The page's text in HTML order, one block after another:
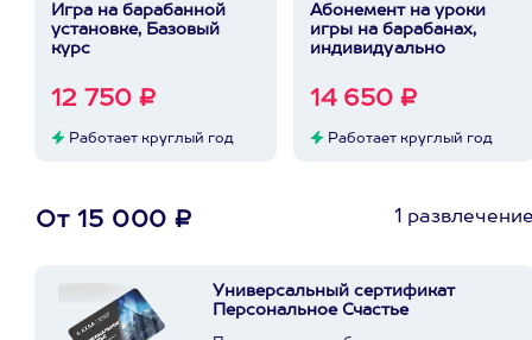
Игра на барабанной
установке, Базовый
курс
12 750 ₽
Работает круглый год
Абонемент на уроки
игры на барабанах,
индивидуально
14 650 ₽
Работает круглый год
От 15 000 ₽ 1
Универсальный сертификат
Персональное Счастье